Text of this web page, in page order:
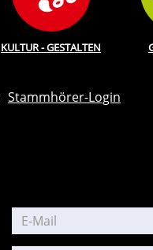
KULTUR - GESTALTEN
Stammhörer-Login